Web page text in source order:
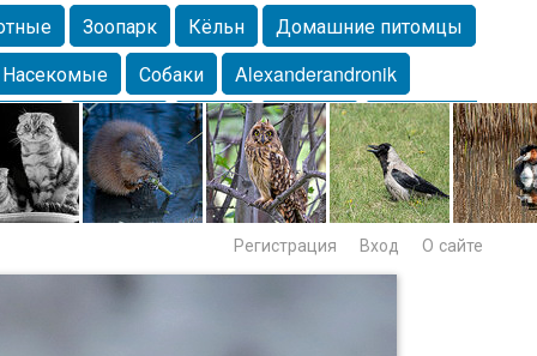
Зоопарк Кёльн
Домашние питомцы
Насекомые
Собаки
Alexanderandronik
Собачка Осень Портрет
Домашние
Lebert
Дикие птицы Утка Самара Лебеди
Регистрация Вход О сайте